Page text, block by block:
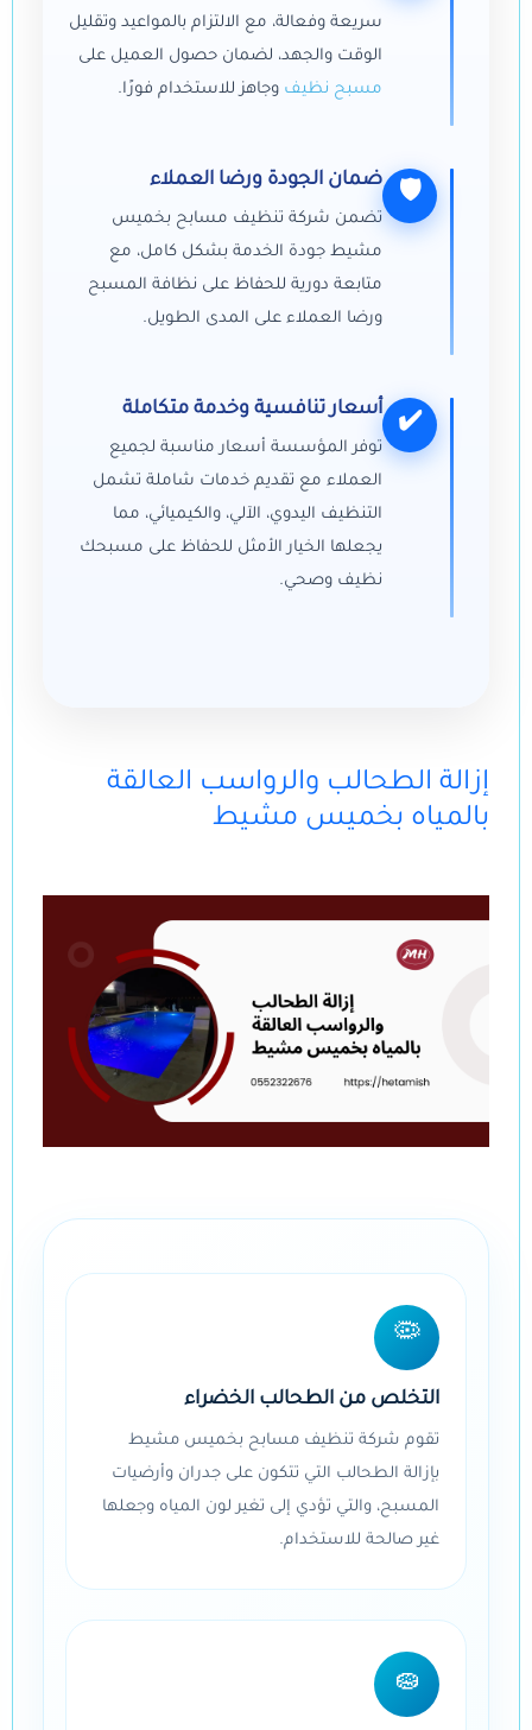
سريعة وفعالة، مع الالتزام بالمواعيد وتقليل
الوقت والجهد، لضمان حصول العميل على
مسبح نظيف وجاهز للاستخدام فورًا.
🛡
ضمان الجودة ورضا العملاء
تضمن شركة تنظيف مسابح بخميس
مشيط جودة الخدمة بشكل كامل، مع
متابعة دورية للحفاظ على نظافة المسبح
ورضا العملاء على المدى الطويل.
✔️
أسعار تنافسية وخدمة متكاملة
توفر المؤسسة أسعار مناسبة لجميع
العملاء مع تقديم خدمات شاملة تشمل
التنظيف اليدوي، الآلي، والكيميائي، مما
يجعلها الخيار الأمثل للحفاظ على مسبحك
نظيف وصحي.
إزالة الطحالب والرواسب العالقة
بالمياه بخميس مشيط
🦠
التخلص من الطحالب الخضراء
تقوم شركة تنظيف مسابح بخميس مشيط
بإزالة الطحالب التي تتكون على جدران وأرضيات
المسبح، والتي تؤدي إلى تغير لون المياه وجعلها
غير صالحة للاستخدام.
🧽